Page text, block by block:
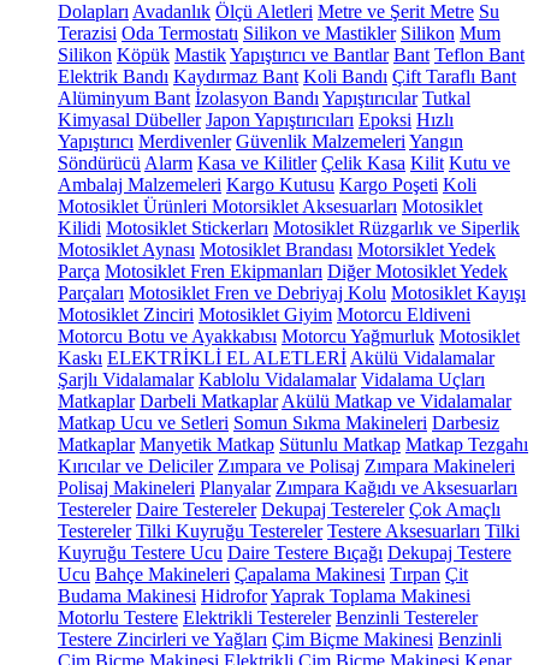
Dolapları Avadanlık Ölçü Aletleri Metre ve Şerit Metre Su
Terazisi Oda Termostatı Silikon ve Mastikler Silikon Mum
Silikon Köpük MastikYapıştırıcı ve Bantlar Bant Teflon Bant
Elektrik Bandı Kaydırmaz Bant Koli Bandı Çift Taraflı Bant
Alüminyum Bant İzolasyon Bandı Yapıştırıcılar Tutkal
Kimyasal Dübeller Japon Yapıştırıcıları Epoksi Hızlı
Yapıştırıcı Merdivenler Güvenlik Malzemeleri Yangın
Söndürücü Alarm Kasa ve Kilitler Çelik Kasa Kilit Kutu ve
Ambalaj Malzemeleri Kargo Kutusu Kargo Poşeti Koli
Motosiklet Ürünleri Motorsiklet Aksesuarları Motosiklet
Kilidi Motosiklet Stickerları Motosiklet Rüzgarlık ve Siperlik
Motosiklet Aynası Motosiklet Brandası Motorsiklet Yedek
Parça Motosiklet Fren Ekipmanları Diğer Motosiklet Yedek
Parçaları Motosiklet Fren ve Debriyaj Kolu Motosiklet Kayışı
Motosiklet Zinciri Motosiklet Giyim Motorcu Eldiveni
Motorcu Botu ve Ayakkabısı Motorcu Yağmurluk Motosiklet
Kaskı ELEKTRİKLİ EL ALETLERİ Akülü Vidalamalar
Şarjlı Vidalamalar Kablolu Vidalamalar Vidalama Uçları
Matkaplar Darbeli Matkaplar Akülü Matkap ve Vidalamalar
Matkap Ucu ve Setleri Somun Sıkma Makineleri Darbesiz
Matkaplar Manyetik Matkap Sütunlu Matkap Matkap Tezgahı
Kırıcılar ve Deliciler Zımpara ve Polisaj Zımpara Makineleri
Polisaj Makineleri Planyalar Zımpara Kağıdı ve Aksesuarları
Testereler Daire Testereler Dekupaj Testereler Çok Amaçlı
Testereler Tilki Kuyruğu Testereler Testere Aksesuarları Tilki
Kuyruğu Testere Ucu Daire Testere Bıçağı Dekupaj Testere
Ucu Bahçe Makineleri Çapalama Makinesi Tırpan Çit
Budama Makinesi HidroforYaprak Toplama Makinesi
Motorlu Testere Elektrikli Testereler Benzinli Testereler
Testere Zincirleri ve Yağları Çim Biçme Makinesi Benzinli
Çim Biçme Makinesi Elektrikli Çim Biçme Makinesi Kenar